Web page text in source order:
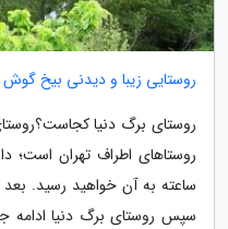
روستایی زیبا و دیدنی بیخ گوش
روستای برگ دنیا
روستاهای اطراف تهران است؛
ساعته به آن خواهید رسید.
سپس روستای برگ دنیا ادامه